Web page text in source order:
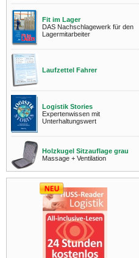
Fit im Lager
DAS Nachschlagewerk für den
Lagermitarbeiter
Laufzettel Fahrer
Logistik Stories
Expertenwissen mit
Unterhaltungswert
Holzkugel Sitzauflage grau
Massage + Ventilation